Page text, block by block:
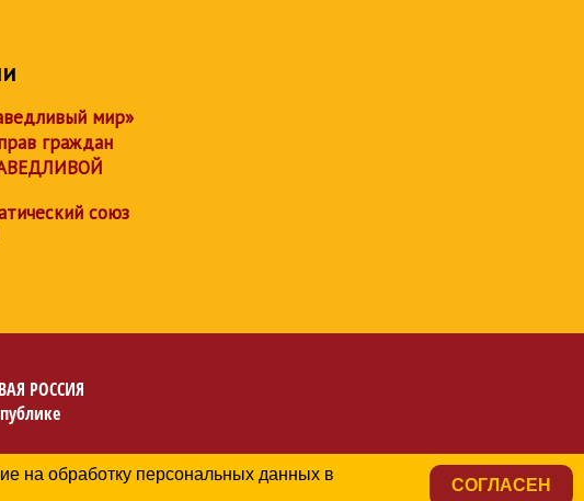
мир»
граждан
союз
РОССИЯ
на обработку персональных данных в
СОГЛАСЕН